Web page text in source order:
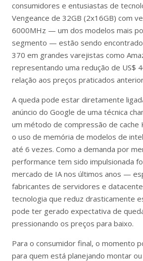
consumidores e entusiastas de
Vengeance de 32GB (2x16GB) com
6000MHz — um dos modelos mais
segmento — estão sendo
370 em grandes varejistas como
representando uma redução de US$
relação aos preços praticados
A queda pode estar diretamente
anúncio do Google de uma técnica
um método de compressão de cache
o uso de memória de modelos de
até 6 vezes. Como a demanda por
performance tem sido impulsionada
mercado de IA nos últimos anos —
fabricantes de servidores e
tecnologia que reduz drasticamente
pode ter gerado expectativa de
pressionando os preços para baixo.
Para o consumidor final, o momento
para quem está planejando montar ou